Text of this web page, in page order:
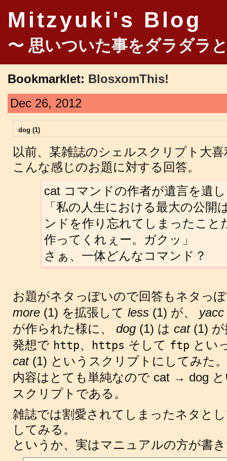
Mitzyuki's Blog
〜 思いついた事をダラダラ
Bookmarklet: BlosxomThis!
Dec 26, 2012
dog (1)
以前、某雑誌のシェルスクリプト大
こんな感じのお題に対する回答。
cat コマンドの作者が遺言を遺
「私の人生における最大の公開
ンドを作り忘れてしまったこと
作ってくれぇー。ガクッ」
さぁ、一体どんなコマンド？
お題がネタっぽいので回答もネタっ
more (1) を拡張して less (1) が、 yacc
が作られた様に、 dog (1) は cat(1) が
発想で http、 https そして ftp とい
cat(1) というスクリプトにしてみた。
内容はとても単純なので cat → dog
スクリプトである。
雑誌では割愛されてしまったネタと
してみる。
というか、実はマニュアルの方が書